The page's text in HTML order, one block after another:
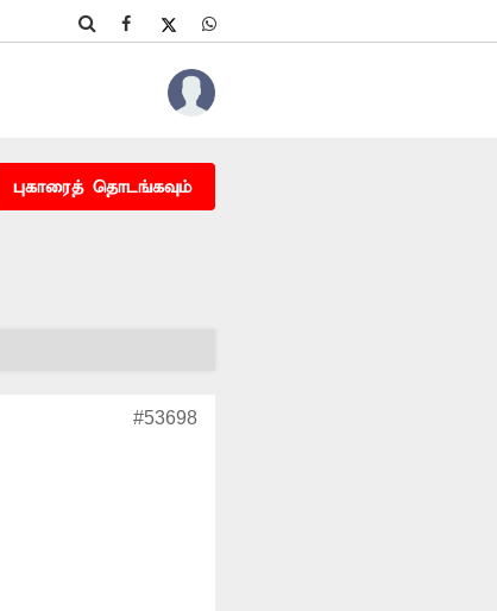
புகாரைத் தொடங்கவும்
#53698